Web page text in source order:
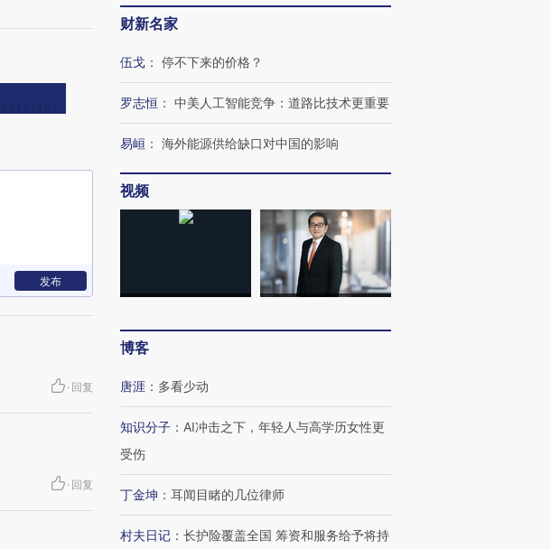
发布
· 回复
· 回复
财新名家
伍戈 ： 停不下来的价格？
罗志恒 ： 中美人工智能竞争：道路比技术更重要
易峘 ： 海外能源供给缺口对中国的影响
视频
博客
唐涯 ： 多看少动
知识分子 ： AI冲击之下，年轻人与高学历女性更
受伤
丁金坤 ： 耳闻目睹的几位律师
村夫日记 ： 长护险覆盖全国 筹资和服务给予将持